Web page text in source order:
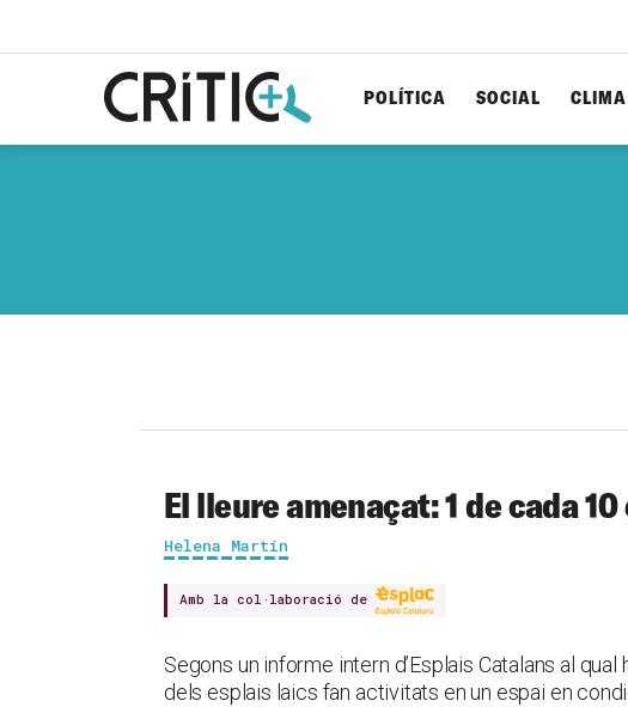
POLÍTICA SOCIAL CLIMA
El lleure amenaçat: 1 de cada
Helena Martín
Amb la col·laboració de
Segons un informe intern d’Esplais Catalans al
dels esplais laics fan activitats en un espai en